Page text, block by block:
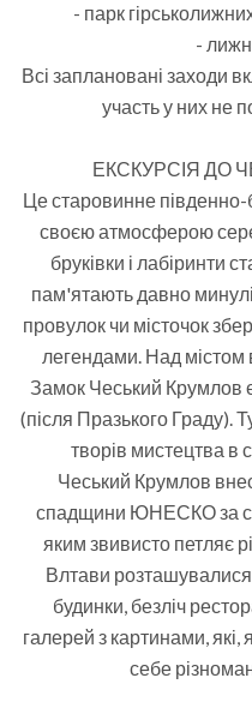
- парк
-
Всі заплановані заходи
участь у них не
ЕКСКУРСІЯ ДО
Це старовинне південно-
своєю атмосферою
бруківки і лабіринти
пам'ятають давно
провулок чи місточок
легендами. Над містом
Замок Чеський Крумлов
(після Празького Граду).
творів мистецтва в
Чеський Крумлов
спадщини ЮНЕСКО за
яким звивисто петляє
Влтави розташувалися
будинки, безліч
галерей з картинами, які,
себе